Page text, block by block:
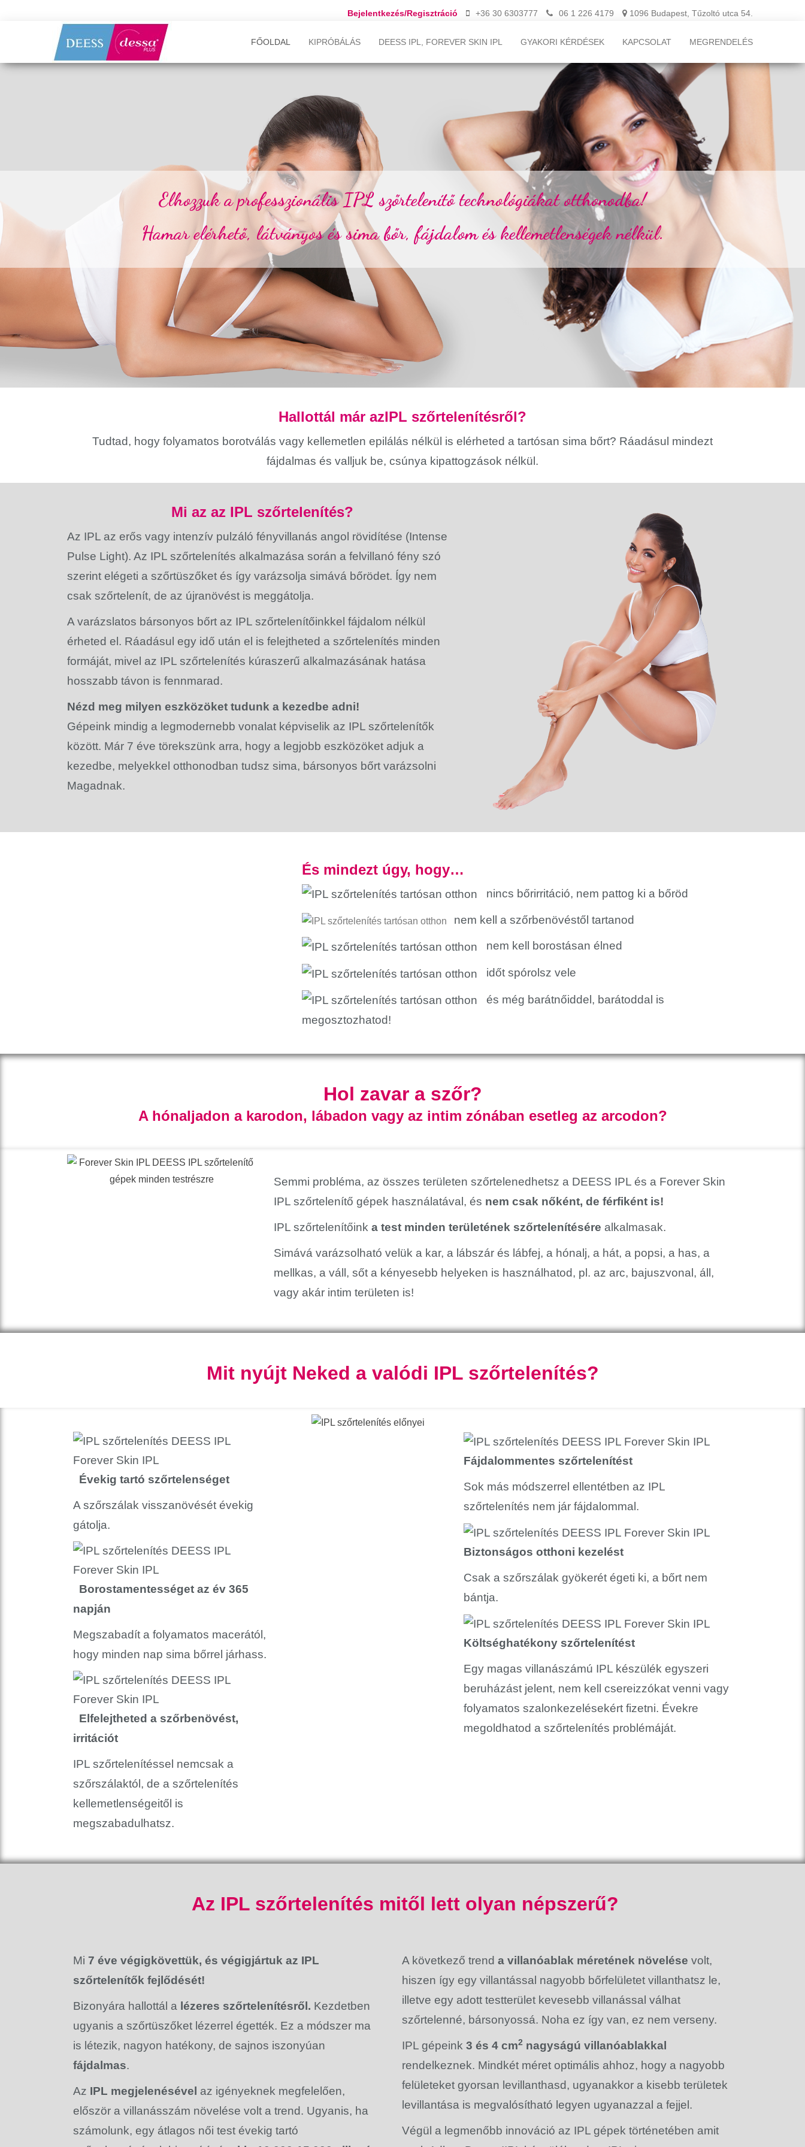
Bejelentkezés/Regisztráció +36 30 6303777 06 1 226 4179 1096 Budapest, Tűzoltó utca 54.
FŐOLDAL KIPRÓBÁLÁS DEESS IPL, FOREVER SKIN IPL GYAKORI KÉRDÉSEK KAPCSOLAT MEGRENDELÉS
Elhozzuk a professzionális IPL szőrtelenítő technológiákat otthonodba!
Hamar elérhető, látványos és sima bőr, fájdalom és kellemetlenségek nélkül.
Hallottál már azIPL szőrtelenítésről?
Tudtad, hogy folyamatos borotválás vagy kellemetlen epilálás nélkül is elérheted a tartósan sima bőrt? Ráadásul mindezt
fájdalmas és valljuk be, csúnya kipattogzások nélkül.
Mi az az IPL szőrtelenítés?
Az IPL az erős vagy intenzív pulzáló fényvillanás angol rövidítése (Intense
Pulse Light). Az IPL szőrtelenítés alkalmazása során a felvillanó fény szó
szerint elégeti a szőrtüszőket és így varázsolja simává bőrödet. Így nem
csak szőrtelenít, de az újranövést is meggátolja.
A varázslatos bársonyos bőrt az IPL szőrtelenítőinkkel fájdalom nélkül
érheted el. Ráadásul egy idő után el is felejtheted a szőrtelenítés minden
formáját, mivel az IPL szőrtelenítés kúraszerű alkalmazásának hatása
hosszabb távon is fennmarad.
Nézd meg milyen eszközöket tudunk a kezedbe adni!
Gépeink mindig a legmodernebb vonalat képviselik az IPL szőrtelenítők
között. Már 7 éve törekszünk arra, hogy a legjobb eszközöket adjuk a
kezedbe, melyekkel otthonodban tudsz sima, bársonyos bőrt varázsolni
Magadnak.
És mindezt úgy, hogy…
nincs bőrirritáció, nem pattog ki a bőröd
nem kell a szőrbenövéstől tartanod
nem kell borostásan élned
időt spórolsz vele
és még barátnőiddel, barátoddal is
megosztozhatod!
Hol zavar a szőr?
A hónaljadon a karodon, lábadon vagy az intim zónában esetleg az arcodon?
Semmi probléma, az összes területen szőrtelenedhetsz a DEESS IPL és a Forever Skin
IPL szőrtelenítő gépek használatával, és nem csak nőként, de férfiként is!
IPL szőrtelenítőink a test minden területének szőrtelenítésére alkalmasak.
Simává varázsolható velük a kar, a lábszár és lábfej, a hónalj, a hát, a popsi, a has, a
mellkas, a váll, sőt a kényesebb helyeken is használhatod, pl. az arc, bajuszvonal, áll,
vagy akár intim területen is!
Mit nyújt Neked a valódi IPL szőrtelenítés?
Évekig tartó szőrtelenséget
A szőrszálak visszanövését évekig
gátolja.
Borostamentességet az év 365
napján
Megszabadít a folyamatos macerától,
hogy minden nap sima bőrrel járhass.
Elfelejtheted a szőrbenövést,
irritációt
IPL szőrtelenítéssel nemcsak a
szőrszálaktól, de a szőrtelenítés
kellemetlenségeitől is
megszabadulhatsz.
Fájdalommentes szőrtelenítést
Sok más módszerrel ellentétben az IPL
szőrtelenítés nem jár fájdalommal.
Biztonságos otthoni kezelést
Csak a szőrszálak gyökerét égeti ki, a bőrt nem
bántja.
Költséghatékony szőrtelenítést
Egy magas villanászámú IPL készülék egyszeri
beruházást jelent, nem kell csereizzókat venni vagy
folyamatos szalonkezelésekért fizetni. Évekre
megoldhatod a szőrtelenítés problémáját.
Az IPL szőrtelenítés mitől lett olyan népszerű?
Mi 7 éve végigkövettük, és végigjártuk az IPL
szőrtelenítők fejlődését!
Bizonyára hallottál a lézeres szőrtelenítésről. Kezdetben
ugyanis a szőrtüszőket lézerrel égették. Ez a módszer ma
is létezik, nagyon hatékony, de sajnos iszonyúan
fájdalmas.
Az IPL megjelenésével az igényeknek megfelelően,
először a villanásszám növelése volt a trend. Ugyanis, ha
számolunk, egy átlagos női test évekig tartó
A következő trend a villanóablak méretének növelése volt,
hiszen így egy villantással nagyobb bőrfelületet villanthatsz le,
illetve egy adott testterület kevesebb villanással válhat
szőrtelenné, bársonyossá. Noha ez így van, ez nem verseny.
IPL gépeink 3 és 4 cm2 nagyságú villanóablakkal
rendelkeznek. Mindkét méret optimális ahhoz, hogy a nagyobb
felületeket gyorsan levillanthasd, ugyanakkor a kisebb területek
levillantása is megvalósítható legyen ugyanazzal a fejjel.
Végül a legmenőbb innováció az IPL gépek történetében amit